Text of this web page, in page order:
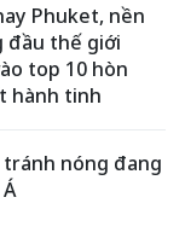
Phuket, nền
đầu thế giới
top 10 hòn
hành tinh
nóng đang